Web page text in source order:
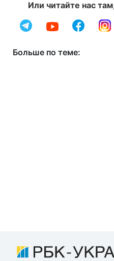
Или читайте нас
Больше по теме: